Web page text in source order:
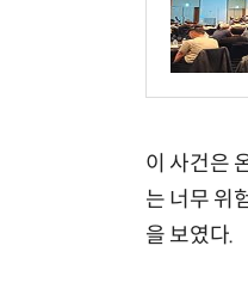
이 사건은
는 너무 위
을 보였다.